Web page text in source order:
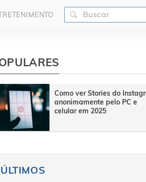
Como ver Stories do
anonimamente pelo PC e
celular em 2025
ÚLTIMOS